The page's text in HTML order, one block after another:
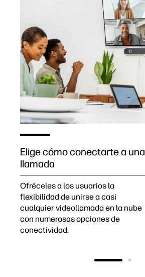
Elige cómo conectarte a una
llamada
Ofréceles a los usuarios la
flexibilidad de unirse a casi
cualquier videollamada en la nube
con numerosas opciones de
conectividad.